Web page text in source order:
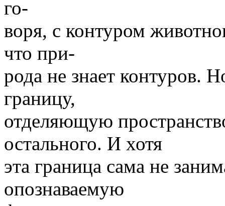
го-
воря, с контуром
что при-
рода не знает контуров.
границу,
отделяющую
остального. И хотя
эта граница сама не
опознаваемую